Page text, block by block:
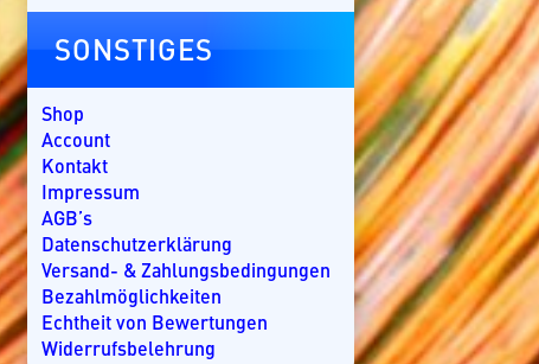
Kap Verde
Kroatien
Kuba
Lakkadiven
Madagaskar
Malaysia
Malediven
Mallorca
Marokko
Mauritius
Mexiko
SONSTIGES
Shop
Account
Kontakt
Impressum
AGB’s
Datenschutzerklärung
Versand- & Zahlungsbedingungen
Bezahlmöglichkeiten
Echtheit von Bewertungen
Widerrufsbelehrung